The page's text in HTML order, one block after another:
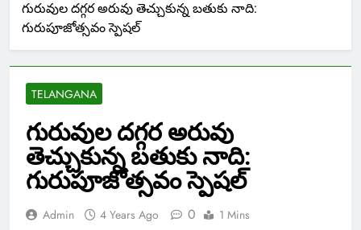
గురువుల దగ్గర అరువు తెచ్చుకున్న బతుకు నాది:
గురుపూజోత్సవం స్పెషల్
TELANGANA
గురువుల దగ్గర అరువు
తెచ్చుకున్న బతుకు నాది:
గురుపూజోత్సవం స్పెషల్
Admin 4 Years Ago 0 1 Mins